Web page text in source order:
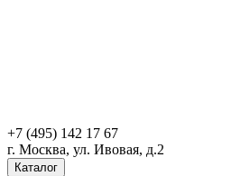
+7 (495) 142 17 67
г. Москва, ул. Ивовая, д.2
Каталог